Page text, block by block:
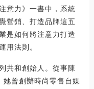
意力》一書中，系統
營銷、打造品牌這五
是如何將注意力打造
用法則。
共和創始人。從事陳
曾創辦時尚零售自媒